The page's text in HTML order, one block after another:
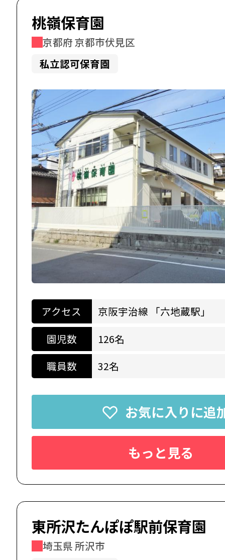
桃嶺保育園
京都府 京都市伏見区
私立認可保育園
アクセス
京阪宇治線 「六地蔵駅」
園児数
126名
職員数
32名
お気に入りに追
もっと見る
東所沢たんぽぽ駅前保育園
埼玉県 所沢市